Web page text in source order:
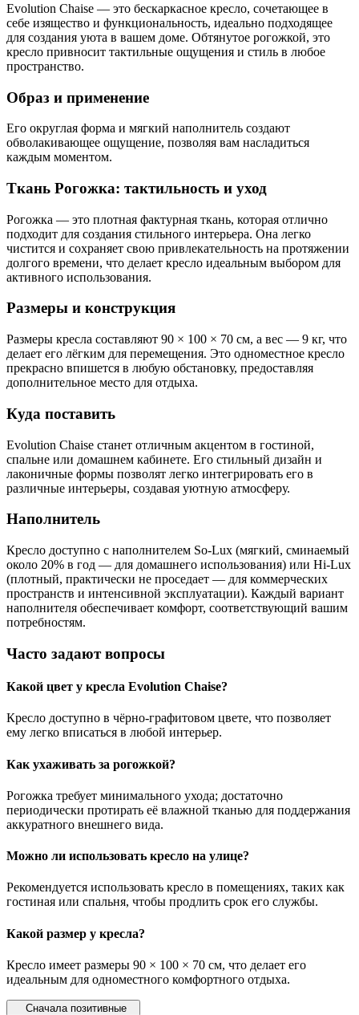
Evolution Chaise — это бескаркасное кресло, сочетающее в
себе изящество и функциональность, идеально подходящее
для создания уюта в вашем доме. Обтянутое рогожкой, это
кресло привносит тактильные ощущения и стиль в любое
пространство.
Образ и применение
Его округлая форма и мягкий наполнитель создают
обволакивающее ощущение, позволяя вам насладиться
каждым моментом.
Ткань Рогожка: тактильность и уход
Рогожка — это плотная фактурная ткань, которая отлично
подходит для создания стильного интерьера. Она легко
чистится и сохраняет свою привлекательность на протяжении
долгого времени, что делает кресло идеальным выбором для
активного использования.
Размеры и конструкция
Размеры кресла составляют 90 × 100 × 70 см, а вес — 9 кг, что
делает его лёгким для перемещения. Это одноместное кресло
прекрасно впишется в любую обстановку, предоставляя
дополнительное место для отдыха.
Куда поставить
Evolution Chaise станет отличным акцентом в гостиной,
спальне или домашнем кабинете. Его стильный дизайн и
лаконичные формы позволят легко интегрировать его в
различные интерьеры, создавая уютную атмосферу.
Наполнитель
Кресло доступно с наполнителем So-Lux (мягкий, сминаемый
около 20% в год — для домашнего использования) или Hi-Lux
(плотный, практически не проседает — для коммерческих
пространств и интенсивной эксплуатации). Каждый вариант
наполнителя обеспечивает комфорт, соответствующий вашим
потребностям.
Часто задают вопросы
Какой цвет у кресла Evolution Chaise?
Кресло доступно в чёрно-графитовом цвете, что позволяет
ему легко вписаться в любой интерьер.
Как ухаживать за рогожкой?
Рогожка требует минимального ухода; достаточно
периодически протирать её влажной тканью для поддержания
аккуратного внешнего вида.
Можно ли использовать кресло на улице?
Рекомендуется использовать кресло в помещениях, таких как
гостиная или спальня, чтобы продлить срок его службы.
Какой размер у кресла?
Кресло имеет размеры 90 × 100 × 70 см, что делает его
идеальным для одноместного комфортного отдыха.
Сначала позитивные